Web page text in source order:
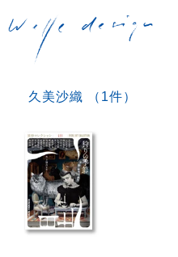
久美沙織 （1件）